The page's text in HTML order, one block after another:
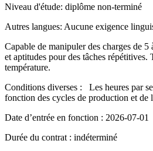
Niveau d'étude: diplôme non-terminé
Autres langues: Aucune exigence
Capable de manipuler des charges de
et aptitudes pour des tâches répétitives.
température.
Conditions diverses : Les heures par
fonction des cycles de production et de
Date d’entrée en fonction : 2026-07-01
Durée du contrat : indéterminé